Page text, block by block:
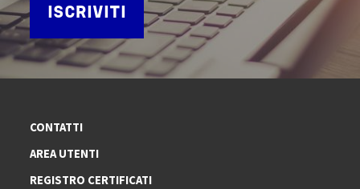
ISCRIVITI
CONTATTI
AREA UTENTI
REGISTRO CERTIFICATI